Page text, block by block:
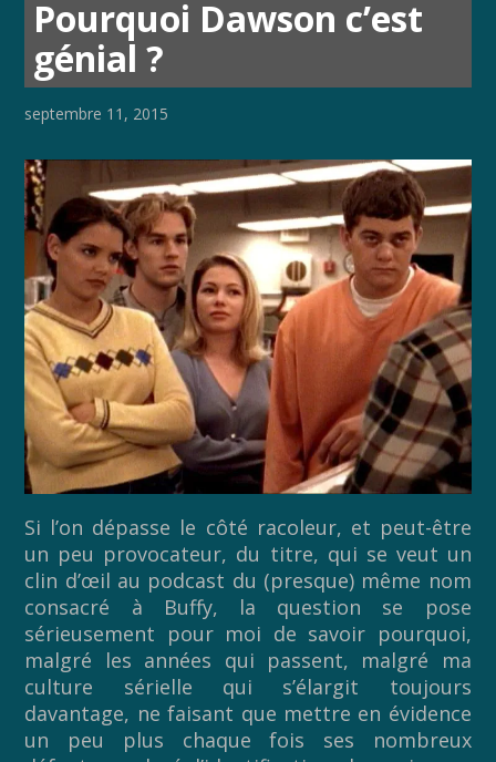
Pourquoi Dawson c’est
génial ?
septembre 11, 2015
Si l’on dépasse le côté racoleur, et peut-être
un peu provocateur, du titre, qui se veut un
clin d’œil au podcast du (presque) même nom
consacré à Buffy, la question se pose
sérieusement pour moi de savoir pourquoi,
malgré les années qui passent, malgré ma
culture sérielle qui s’élargit toujours
davantage, ne faisant que mettre en évidence
un peu plus chaque fois ses nombreux